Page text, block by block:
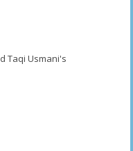
Taqi Usmani's